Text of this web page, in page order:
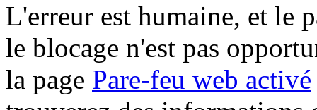
L'erreur est humaine, et le
le blocage n'est pas
la page Pare-feu web activé